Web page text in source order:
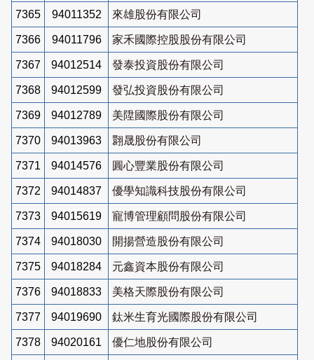
7365 94011352 來雄股份有限公司
7366 94011796 家禾國際控股股份有限公司
7367 94012514 發泰投資股份有限公司
7368 94012599 發弘投資股份有限公司
7369 94012789 美陞國際股份有限公司
7370 94013963 翾晟股份有限公司
7371 94014576 圓心豐業股份有限公司
7372 94014837 優學知識科技股份有限公司
7373 94015619 寵博管理顧問股份有限公司
7374 94018030 開揚營造股份有限公司
7375 94018284 元鑫資本股份有限公司
7376 94018833 美格天際股份有限公司
7377 94019690 鈦米生育光國際股份有限公司
7378 94020161 優仁地股份有限公司